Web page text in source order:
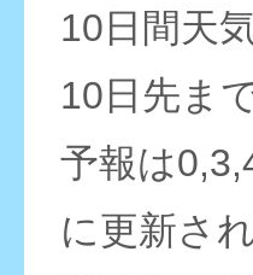
10日間天
10日先ま
予報は
に更新さ